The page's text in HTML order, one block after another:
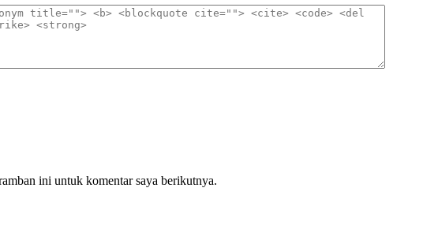
ini untuk komentar saya berikutnya.